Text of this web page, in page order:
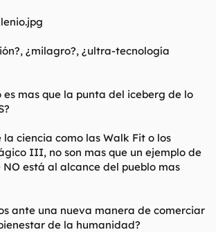
¿milagro?, ¿ultra-tecnología
es mas que la punta del iceberg de lo
la ciencia como las Walk Fit o los
III, no son mas que un ejemplo de
está al alcance del pueblo mas
ante una nueva manera de comerciar
de la humanidad?